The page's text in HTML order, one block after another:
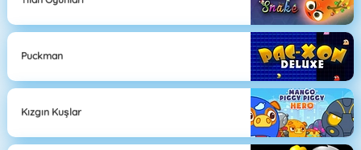
Puckman
Kızgın Kuşlar